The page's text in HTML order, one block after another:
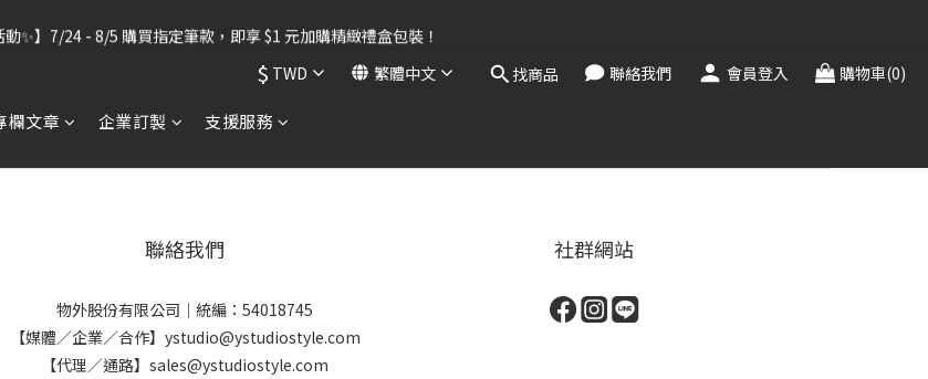
7/30–8/7 進行機器維護，期間「含雷雕之訂單」將暫停出貨，敬請見諒。
動✨】7/24 - 8/5 購買指定筆款，即享 $1 元加購精緻禮盒包裝！
7/30–8/7 進行機器維護，期間「含雷雕之訂單」將暫停出貨，敬請見諒。
$ TWD 繁體中文 找商品 聯絡我們 會員登入 購物車(0)
欄文章 企業訂製 支援服務
聯絡我們
物外股份有限公司｜統編：54018745
【媒體／企業／合作】ystudio@ystudiostyle.com
【代理／通路】sales@ystudiostyle.com
社群網站